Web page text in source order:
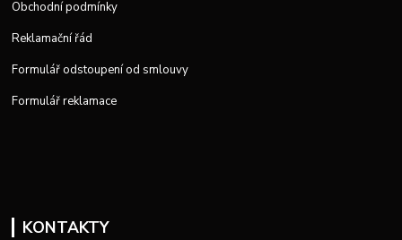
Obchodní podmínky
Reklamační řád
Formulář odstoupení od smlouvy
Formulář reklamace
KONTAKTY